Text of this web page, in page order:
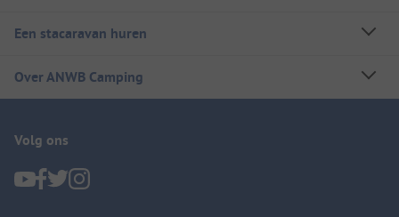
Een stacaravan huren
Over ANWB Camping
Volg ons